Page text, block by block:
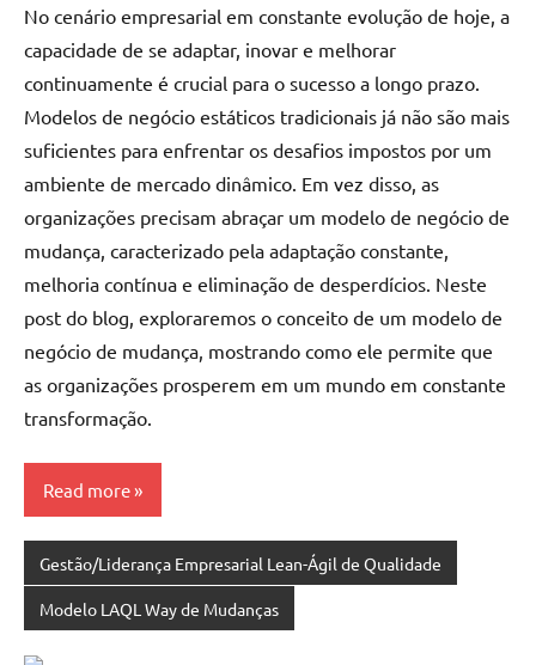
No cenário empresarial em constante evolução de hoje, a
capacidade de se adaptar, inovar e melhorar
continuamente é crucial para o sucesso a longo prazo.
Modelos de negócio estáticos tradicionais já não são mais
suficientes para enfrentar os desafios impostos por um
ambiente de mercado dinâmico. Em vez disso, as
organizações precisam abraçar um modelo de negócio de
mudança, caracterizado pela adaptação constante,
melhoria contínua e eliminação de desperdícios. Neste
post do blog, exploraremos o conceito de um modelo de
negócio de mudança, mostrando como ele permite que
as organizações prosperem em um mundo em constante
transformação.
Read more
Gestão/Liderança Empresarial Lean-Ágil de Qualidade
Modelo LAQL Way de Mudanças